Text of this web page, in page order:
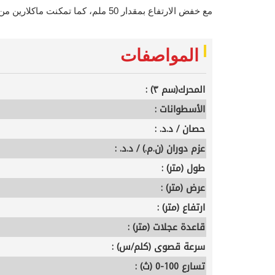
مع خفض الارتفاع بمقدار 50 ملم، كما تمكنت ماكلارين من خفض الوزن الإجمالي بمقدار 50 كلغ
المواصفات
المحرك(سم ٣) :
الأسطوانات :
حصان / د.د. :
عزم دوران (ن.م.) / د.د. :
طول (متر) :
عرض (متر) :
ارتفاع (متر) :
قاعدة عجلات (متر) :
سرعة قصوى (كلم/س) :
تسارع 100-0 (ث) :